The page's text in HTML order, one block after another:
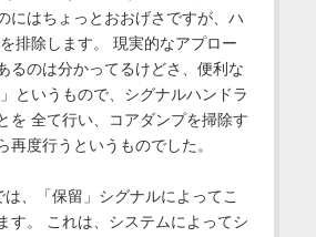
にはちょっとおおげさですが、ハ
排除します。 現実的なアプロー
るのは分かってるけどさ、便利な
というもので、シグナルハンドラ
を 全て行い、コアダンプを掃除す
再度行うというものでした。
、「保留」シグナルによってこ
す。 これは、システムによってシ